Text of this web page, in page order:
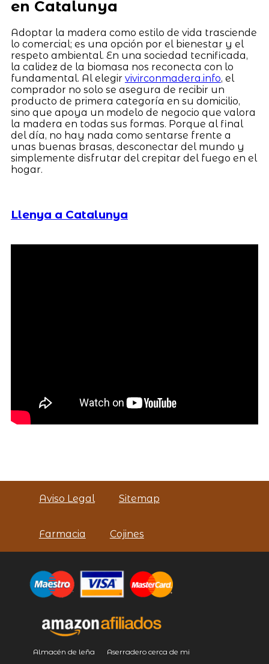
en Catalunya
Adoptar la madera como estilo de vida trasciende
lo comercial; es una opción por el bienestar y el
respeto ambiental. En una sociedad tecnificada,
la calidez de la biomasa nos reconecta con lo
fundamental. Al elegir vivirconmadera.info, el
comprador no solo se asegura de recibir un
producto de primera categoría en su domicilio,
sino que apoya un modelo de negocio que valora
la madera en todas sus formas. Porque al final
del día, no hay nada como sentarse frente a
unas buenas brasas, desconectar del mundo y
simplemente disfrutar del crepitar del fuego en el
hogar.
Llenya a Catalunya
Aviso Legal Sitemap
Farmacia Cojines
Almacén de leña Aserradero cerca de mi